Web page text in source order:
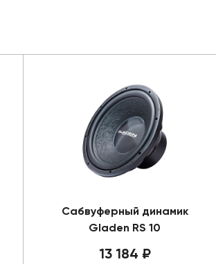
Сабвуферный динамик
Gladen RS 10
13 184 ₽